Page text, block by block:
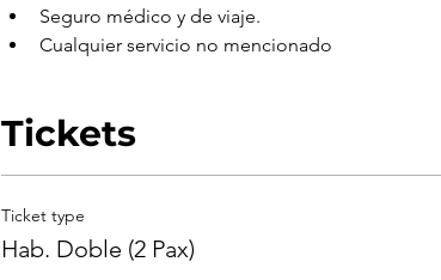
Seguro médico y de viaje.
Cualquier servicio no mencionado
Tickets
Ticket type
Hab. Doble (2 Pax)